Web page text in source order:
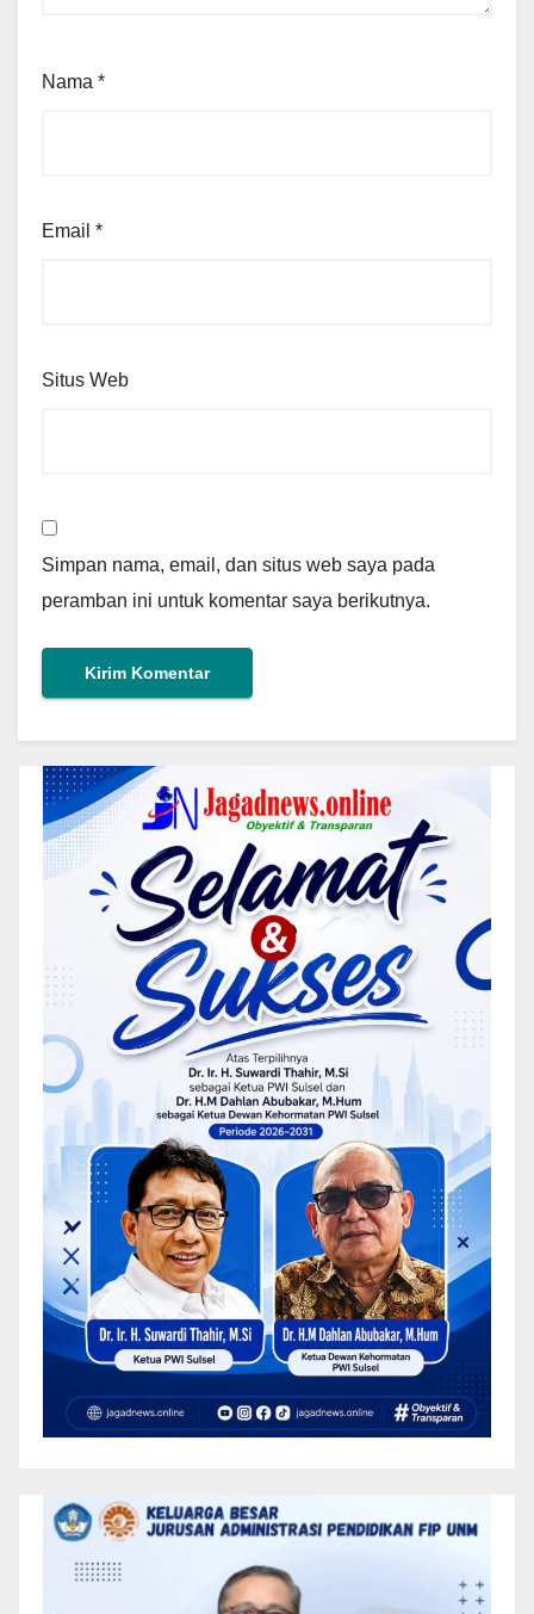
Nama *
Email *
Situs Web
Simpan nama, email, dan situs web saya pada
peramban ini untuk komentar saya berikutnya.